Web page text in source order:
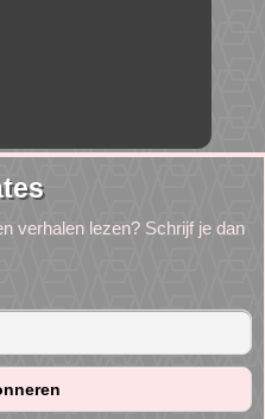
verhalen lezen? Schrijf je dan